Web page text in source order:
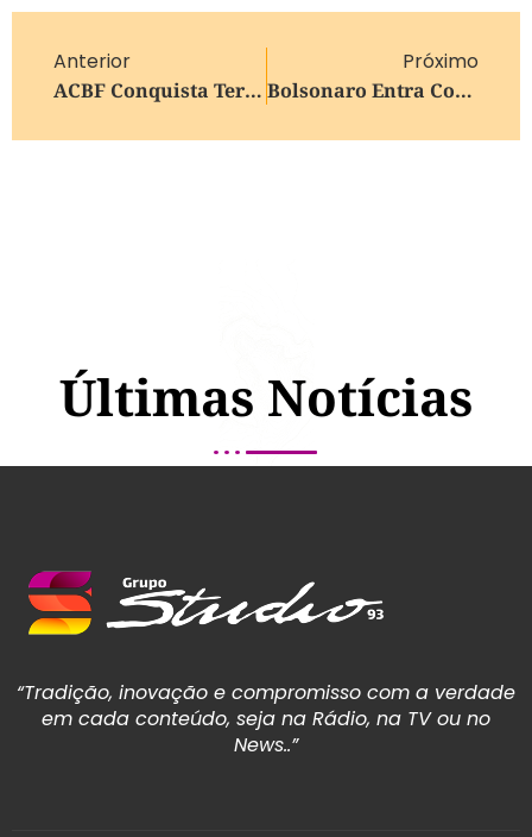
Anterior
ACBF Conquista Terceira Vitória Consecutiva Na Liga Nacional 2026
Próximo
Bolsonaro Entra Com Revisão Criminal No STF Para Anular Condenação
Últimas Notícias
“Tradição, inovação e compromisso com a verdade
em cada conteúdo, seja na Rádio, na TV ou no
News..”